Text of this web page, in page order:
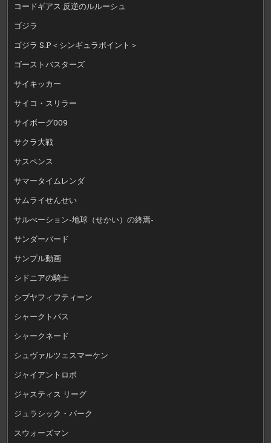
コードギアス 反逆のルルーシュ
ゴジラ
ゴジラ S.P＜シンギュラポイント＞
ゴーストバスターズ
サイキッカー
サイコ・スリラー
サイボーグ009
サクラ大戦
サスペンス
サマータイムレンダ
サムライせんせい
サルべーション-地球（せかい）の終焉-
サンダーバード
サンプル動画
シドニアの騎士
シブヤフィフティーン
シャークトパス
シャークネード
シュヴァルツェスマーケン
ジャイアントロボ
ジャスティス リーグ
ジュラシック・パーク
スウォーズマン